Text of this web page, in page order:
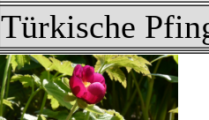
Türkische